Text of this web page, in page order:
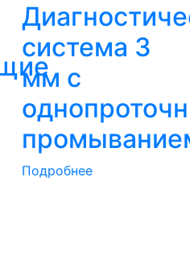
система 3
мм с
Подробнее